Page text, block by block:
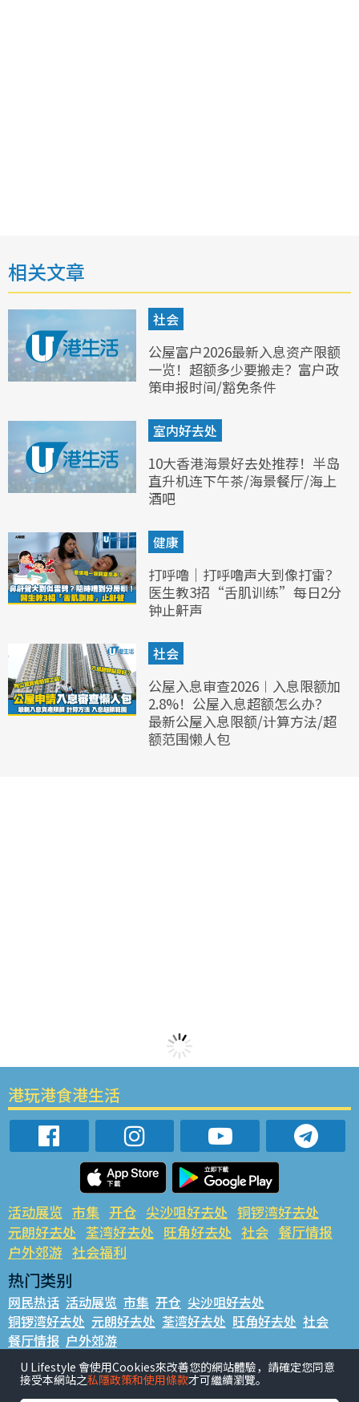
相关文章
社会
公屋富户2026最新入息资产限额
一览！超额多少要搬走？富户政
策申报时间/豁免条件
室内好去处
10大香港海景好去处推荐！半岛
直升机连下午茶/海景餐厅/海上
酒吧
健康
打呼噜｜打呼噜声大到像打雷？
医生教3招“舌肌训练”每日2分
钟止鼾声
社会
公屋入息审查2026︱入息限额加
2.8%！公屋入息超额怎么办？
最新公屋入息限额/计算方法/超
额范围懒人包
港玩港食港生活
活动展览 市集 开仓 尖沙咀好去处 铜锣湾好去处
元朗好去处 荃湾好去处 旺角好去处 社会 餐厅情报
户外郊游 社会福利
热门类别
网民热话 活动展览 市集 开仓 尖沙咀好去处
铜锣湾好去处 元朗好去处 荃湾好去处 旺角好去处 社会
餐厅情报 户外郊游
热门标签
#UGO揾好去处 #人气活动推介 #美食社群热话
U Lifestyle 會使用Cookies來改善您的網站體驗，請確定您同意
接受本網站之私隱政策和使用條款才可繼續瀏覽。